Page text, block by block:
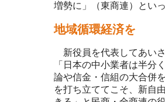
増勢に」（東商連）とい
地域循環経済を
新役員を代表してあい
「日本の中小業者は半分
論や信金・信組の大合併
を打ち立ててこそ、新自